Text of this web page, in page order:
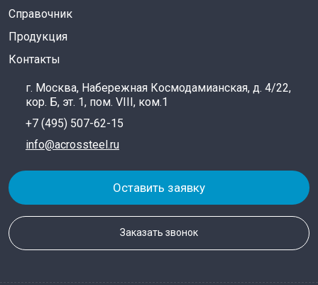
Справочник
Продукция
Контакты
г. Москва, Набережная Космодамианская, д. 4/22,
кор. Б, эт. 1, пом. VIII, ком.1
+7 (495) 507-62-15
info@acrossteel.ru
Оставить заявку
Заказать звонок